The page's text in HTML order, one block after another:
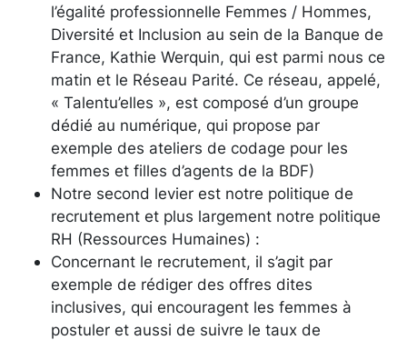
l’égalité professionnelle Femmes / Hommes,
Diversité et Inclusion au sein de la Banque de
France, Kathie Werquin, qui est parmi nous ce
matin et le Réseau Parité. Ce réseau, appelé,
« Talentu’elles », est composé d’un groupe
dédié au numérique, qui propose par
exemple des ateliers de codage pour les
femmes et filles d’agents de la BDF)
Notre second levier est notre politique de
recrutement et plus largement notre politique
RH (Ressources Humaines) :
Concernant le recrutement, il s’agit par
exemple de rédiger des offres dites
inclusives, qui encouragent les femmes à
postuler et aussi de suivre le taux de